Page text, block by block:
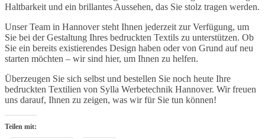
Haltbarkeit und ein brillantes Aussehen, das Sie stolz tragen werden.
Unser Team in Hannover steht Ihnen jederzeit zur Verfügung, um
Sie bei der Gestaltung Ihres bedruckten Textils zu unterstützen. Ob
Sie ein bereits existierendes Design haben oder von Grund auf neu
starten möchten – wir sind hier, um Ihnen zu helfen.
Überzeugen Sie sich selbst und bestellen Sie noch heute Ihre
bedruckten Textilien von Sylla Werbetechnik Hannover. Wir freuen
uns darauf, Ihnen zu zeigen, was wir für Sie tun können!
Teilen mit: